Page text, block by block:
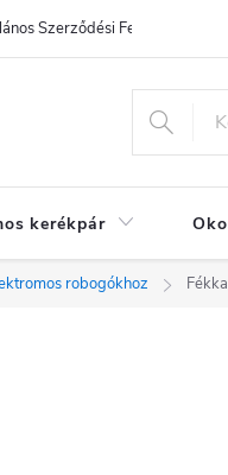
Szerződési Feltételek (ÁSZF)
kerékpár
robogókhoz